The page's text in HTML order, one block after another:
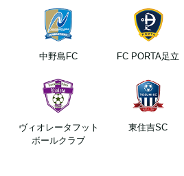
中野島FC FC PORTA足立
ヴィオレータフット
ボールクラブ
東住吉SC